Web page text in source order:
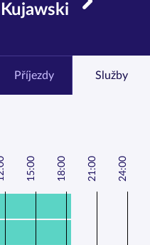
Příjezdy Služby
15:00 18:00 21:00 24:00